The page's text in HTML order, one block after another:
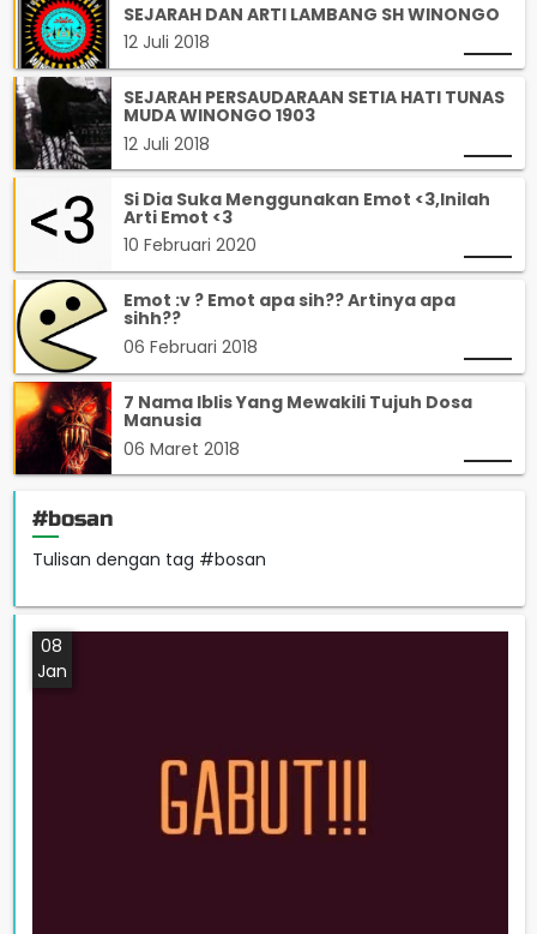
SEJARAH DAN ARTI LAMBANG SH WINONGO
12 Juli 2018
SEJARAH PERSAUDARAAN SETIA HATI TUNAS
MUDA WINONGO 1903
12 Juli 2018
Si Dia Suka Menggunakan Emot <3,Inilah
Arti Emot <3
10 Februari 2020
Emot :v ? Emot apa sih?? Artinya apa
sihh??
06 Februari 2018
7 Nama Iblis Yang Mewakili Tujuh Dosa
Manusia
06 Maret 2018
#bosan
Tulisan dengan tag #bosan
08
Jan